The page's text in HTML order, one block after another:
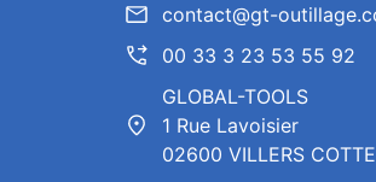
contact@gt-
00 33 3 23 53 55 92
GLOBAL-TOOLS
1 Rue Lavoisier
02600 VILLERS